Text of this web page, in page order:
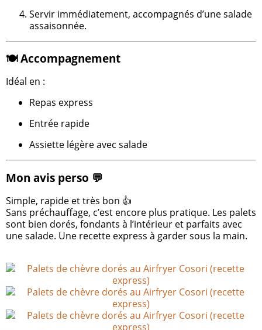
Servir immédiatement, accompagnés d’une salade
assaisonnée.
🍽️ Accompagnement
Idéal en :
Repas express
Entrée rapide
Assiette légère avec salade
Mon avis perso 💬
Simple, rapide et très bon 👍
Sans préchauffage, c’est encore plus pratique. Les palets
sont bien dorés, fondants à l’intérieur et parfaits avec
une salade. Une recette express à garder sous la main.